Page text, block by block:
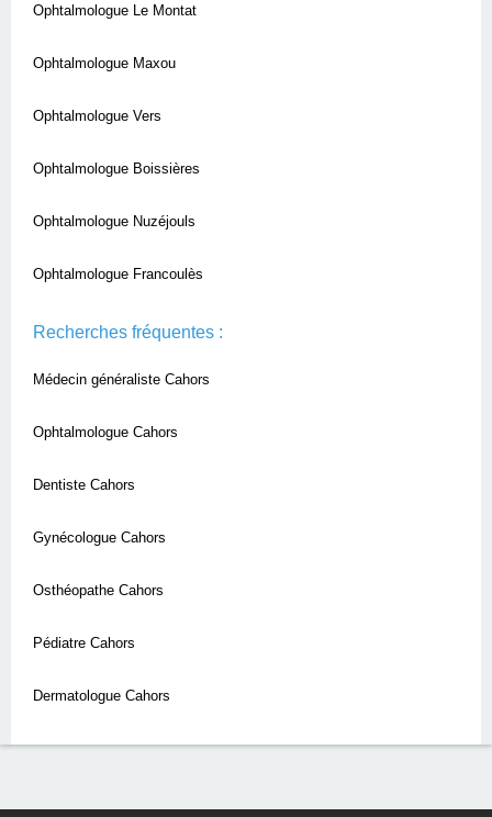
Ophtalmologue Le Montat
Ophtalmologue Maxou
Ophtalmologue Vers
Ophtalmologue Boissières
Ophtalmologue Nuzéjouls
Ophtalmologue Francoulès
Recherches fréquentes :
Médecin généraliste Cahors
Ophtalmologue Cahors
Dentiste Cahors
Gynécologue Cahors
Osthéopathe Cahors
Pédiatre Cahors
Dermatologue Cahors